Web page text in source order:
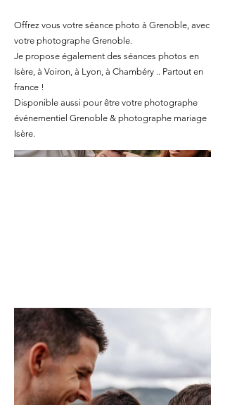
Offrez vous votre séance photo à Grenoble, avec
votre photographe Grenoble.
Je propose également des séances photos en
Isère, à Voiron, à Lyon, à Chambéry .. Partout en
france !
Disponible aussi pour être votre photographe
événementiel Grenoble & photographe mariage
Isère.